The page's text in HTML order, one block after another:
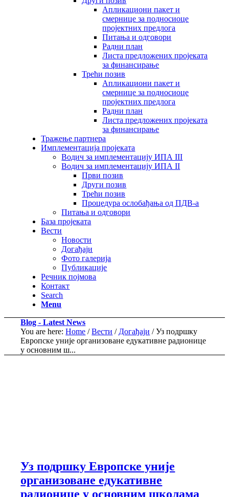
Апликациони пакет и
смернице за подносиоце
пројектних предлога
Питања и одговори
Радни план
Листа предложених пројеката
за финансирање
Трећи позив
Апликациони пакет и
смернице за подносиоце
пројектних предлога
Радни план
Листа предложених пројеката
за финансирање
Тражење партнера
Имплементација пројеката
Водич за имплементацију ИПА III
Водич за имплементацију ИПА II
Први позив
Други позив
Трећи позив
Процедура ослобађања од ПДВ-а
Питања и одговори
База пројеката
Вести
Новости
Догађаји
Фото галерија
Публикације
Речник појмова
Контакт
Search
Menu
Blog - Latest News
You are here: Home / Вести / Догађаји / Уз подршку
Европске уније организоване едукативне радионице
у основним ш...
Уз подршку Европске уније
организоване едукативне
радионице у основним школама